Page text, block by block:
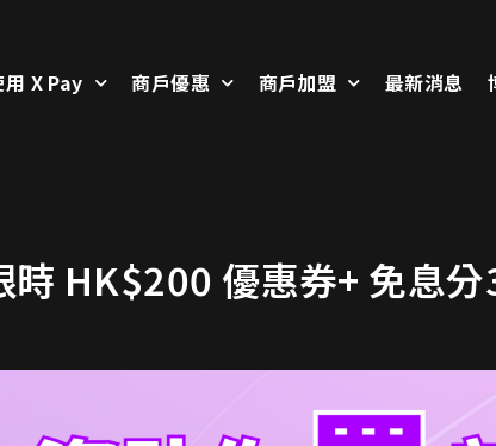
用 X Pay 商戶優惠 商戶加盟 最新消息
時 HK$200 優惠券+ 免息